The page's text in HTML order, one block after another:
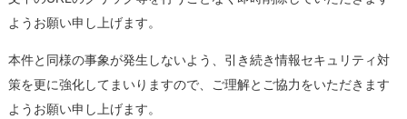
ようお願い申し上げます。
本件と同様の事象が発生しないよう、引き続き情報セキュリティ対
策を更に強化してまいりますので、ご理解とご協力をいただきます
ようお願い申し上げます。